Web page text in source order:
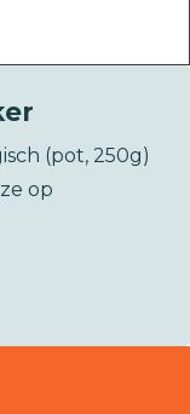
(pot, 250g)
op